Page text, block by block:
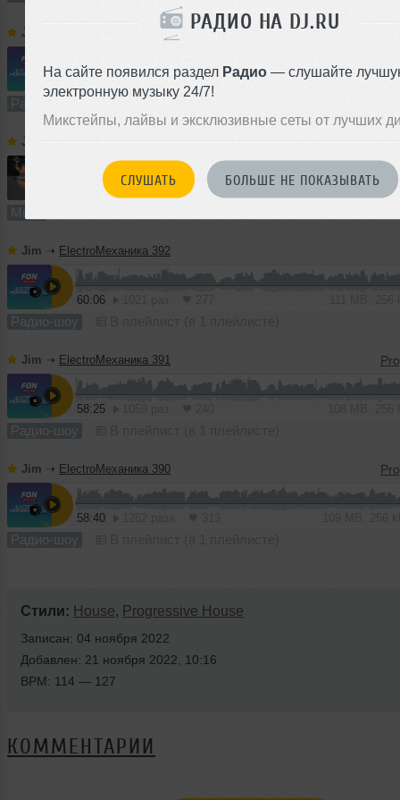
РАДИО НА DJ.RU
На сайте появился раздел Радио — слушайте
электронную музыку 24/7!
Микстейпы, лайвы и эксклюзивные сеты от лучших
СЛУШАТЬ БОЛЬШЕ НЕ ПОКАЗЫВАТЬ
Jim ElectroМеханика 394
59:35 1704 раза 411 1 110 MB, 256
Радио-шоу В плейлист (в 1 плейлисте)
Jim
64:10 648 1 119 MB, 256
Микс
Jim ➝ ElectroМеханика 392
60:06
Радио-шоу
Jim ➝ ElectroМеханика 391
58:25
Радио-шоу
Jim ➝ ElectroМеханика 390
58:40
Радио-шоу
Стили: House, Progressive House
Записан: 04 ноября 2022
Добавлен: 21 ноября 2022, 10:16
BPM: 114 — 127
КОММЕНТАРИИ